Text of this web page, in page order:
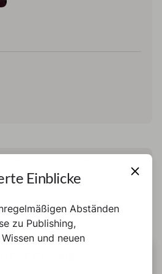
COOKIES
Einblicke
Abständen
zu Publishing,
und neuen